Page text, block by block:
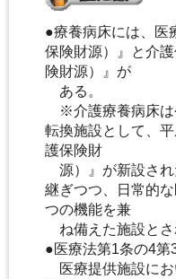
●療養病床には、医
保険財源）』と介
険財源）』が
ある。
※介護療養病床は
転換施設として、
護保険財
源）』が新設され
継ぎつつ、日常的
つの機能を兼
ね備えた施設とさ
●医療法第1条の4第
医療提供施設にお